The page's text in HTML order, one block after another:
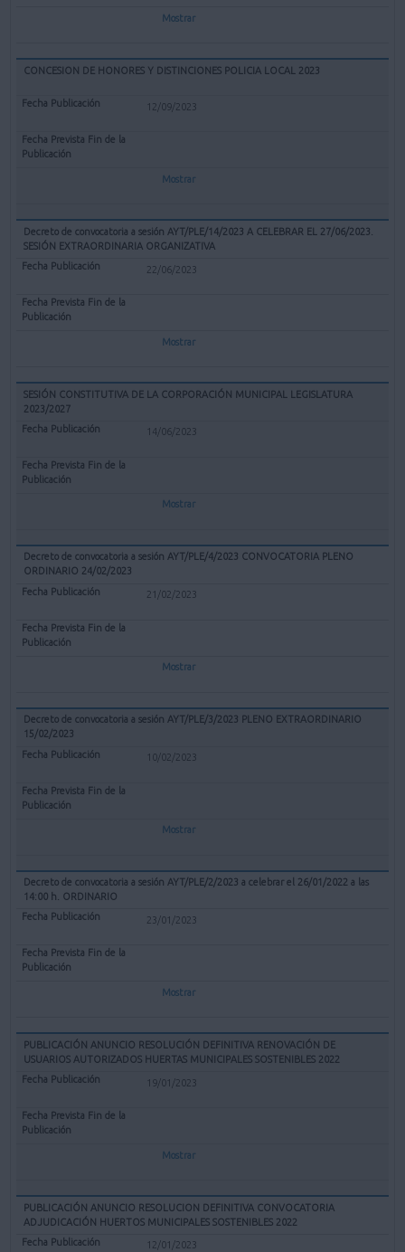
Mostrar
CONCESION DE HONORES Y DISTINCIONES POLICIA LOCAL 2023
12/09/2023
Mostrar
Decreto de convocatoria a sesión AYT/PLE/14/2023 A CELEBRAR EL 27/06/2023.
SESIÓN EXTRAORDINARIA ORGANIZATIVA
22/06/2023
Mostrar
SESIÓN CONSTITUTIVA DE LA CORPORACIÓN MUNICIPAL LEGISLATURA
2023/2027
14/06/2023
Mostrar
Decreto de convocatoria a sesión AYT/PLE/4/2023 CONVOCATORIA PLENO
ORDINARIO 24/02/2023
21/02/2023
Mostrar
Decreto de convocatoria a sesión AYT/PLE/3/2023 PLENO EXTRAORDINARIO
15/02/2023
10/02/2023
Mostrar
Decreto de convocatoria a sesión AYT/PLE/2/2023 a celebrar el 26/01/2022 a las
14:00 h. ORDINARIO
23/01/2023
Mostrar
PUBLICACIÓN ANUNCIO RESOLUCIÓN DEFINITIVA RENOVACIÓN DE
USUARIOS AUTORIZADOS HUERTAS MUNICIPALES SOSTENIBLES 2022
19/01/2023
Mostrar
PUBLICACIÓN ANUNCIO RESOLUCION DEFINITIVA CONVOCATORIA
ADJUDICACIÓN HUERTOS MUNICIPALES SOSTENIBLES 2022
12/01/2023